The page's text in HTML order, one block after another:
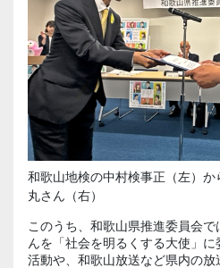
和歌山地検の中村検事正（左）
丸さん（右）
このうち、和歌山県推進委員会
んを「社会を明るくする大使」
活動や、和歌山放送など県内の